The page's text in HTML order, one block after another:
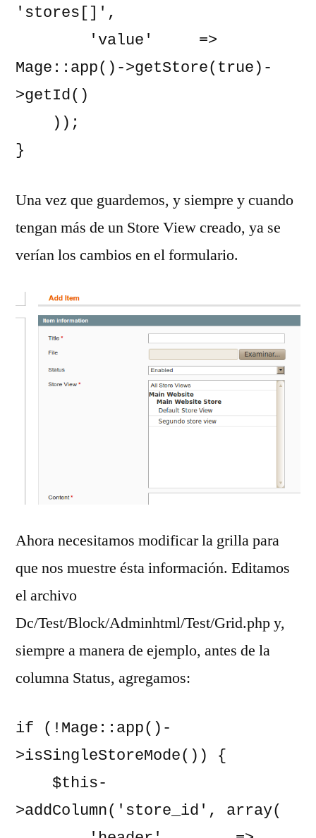
'stores[]',
Mage::app()->getStore(true)-
>getId()
}
Una vez que guardemos, y siempre y cuando
tengan más de un Store View creado, ya se
verían los cambios en el formulario.
Ahora necesitamos modificar la grilla para
que nos muestre ésta información. Editamos
el archivo
Dc/Test/Block/Adminhtml/Test/Grid.php y,
siempre a manera de ejemplo, antes de la
columna Status, agregamos:
if (!Mage::app()-
>isSingleStoreMode()) {
>addColumn('store_id', array(